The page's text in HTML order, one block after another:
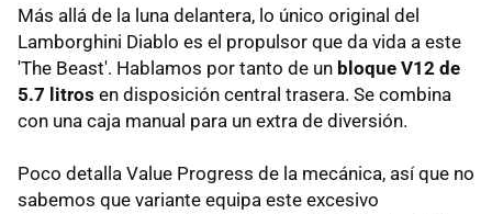
Más allá de la luna delantera, lo único original del
Lamborghini Diablo es el propulsor que da vida a este
'The Beast'. Hablamos por tanto de un bloque V12 de
5.7 litros en disposición central trasera. Se combina
con una caja manual para un extra de diversión.
Poco detalla Value Progress de la mecánica, así que no
sabemos que variante equipa este excesivo